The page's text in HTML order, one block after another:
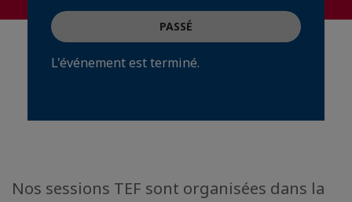
PASSÉ
L'événement est terminé.
Nos sessions TEF sont organisées dans la